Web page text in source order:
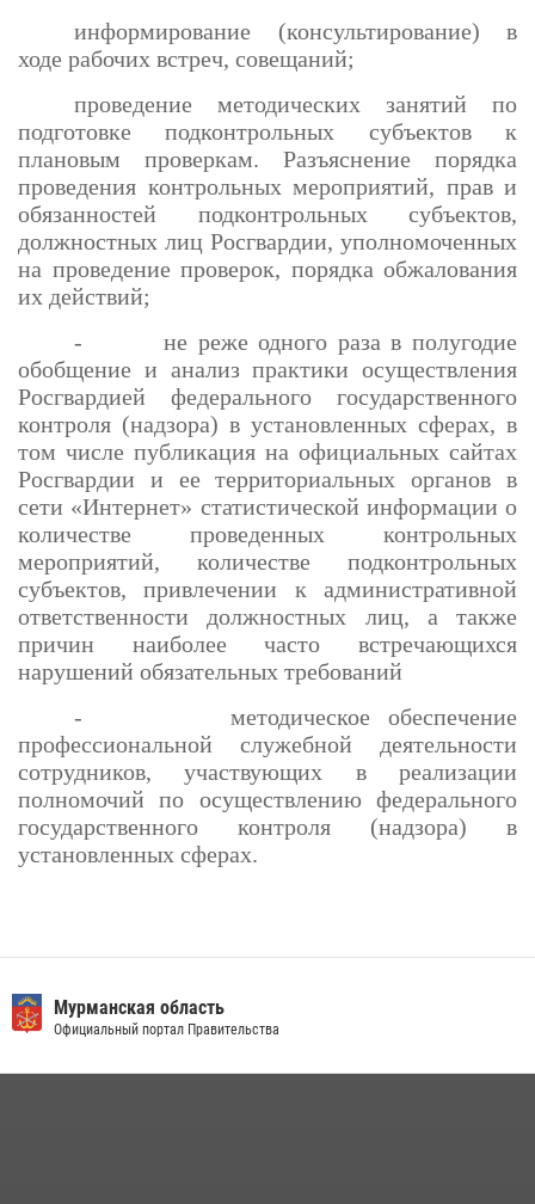
информирование (консультирование) в
ходе рабочих встреч, совещаний;
проведение методических занятий по
подготовке подконтрольных субъектов к
плановым проверкам. Разъяснение порядка
проведения контрольных мероприятий, прав и
обязанностей подконтрольных субъектов,
должностных лиц Росгвардии, уполномоченных
на проведение проверок, порядка обжалования
их действий;
- не реже одного раза в полугодие
обобщение и анализ практики осуществления
Росгвардией федерального государственного
контроля (надзора) в установленных сферах, в
том числе публикация на официальных сайтах
Росгвардии и ее территориальных органов в
сети «Интернет» статистической информации о
количестве проведенных контрольных
мероприятий, количестве подконтрольных
субъектов, привлечении к административной
ответственности должностных лиц, а также
причин наиболее часто встречающихся
нарушений обязательных требований
- методическое обеспечение
профессиональной служебной деятельности
сотрудников, участвующих в реализации
полномочий по осуществлению федерального
государственного контроля (надзора) в
установленных сферах.
Мурманская область
Официальный портал Правительства